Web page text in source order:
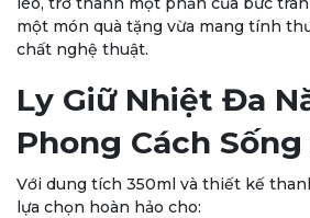
một món quà tặng vừa mang tính
chất nghệ thuật.
Ly Giữ Nhiệt Đa
Phong Cách
Với dung tích 350ml và thiết kế
lựa chọn hoàn hảo cho: